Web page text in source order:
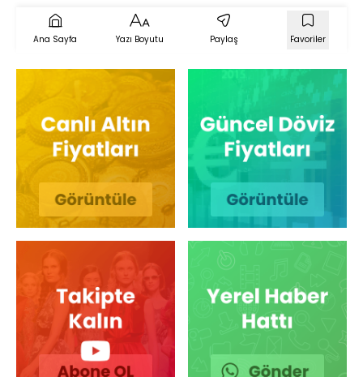
Ana Sayfa Yazı Boyutu Paylaş Favoriler